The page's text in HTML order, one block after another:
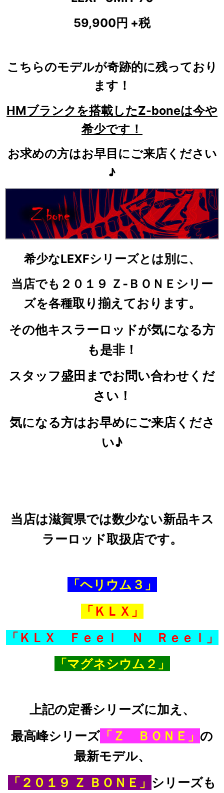
59,900円 +税
こちらのモデルが奇跡的に残っており
ます！
HMブランクを搭載したZ-boneは今や
希少です！
お求めの方はお早目にご来店ください
♪
希少なLEXFシリーズとは別に、
当店でも２０１９ Ｚ‐ＢＯＮＥシリー
ズを各種取り揃えております。
その他キスラーロッドが気になる方
も是非！
スタッフ盛田までお問い合わせくだ
さい！
気になる方はお早めにご来店くださ
い♪
当店は滋賀県では数少ない新品キス
ラーロッド取扱店です。
「ヘリウム３」
「ＫＬＸ」
「ＫＬＸ Ｆｅｅｌ Ｎ Ｒｅｅｌ」
「マグネシウム２」
上記の定番シリーズに加え、
最高峰シリーズ 「Ｚ ＢＯＮＥ」 の
最新モデル、
「２０１９ Ｚ ＢＯＮＥ」 シリーズも